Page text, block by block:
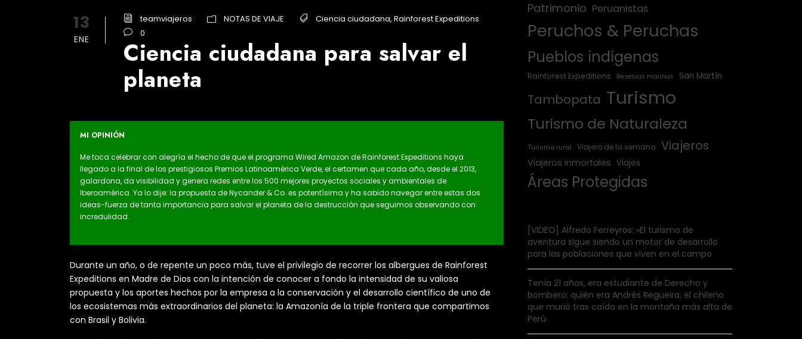
13
ENE
teamviajeros NOTAS DE VIAJE Ciencia ciudadana, Rainforest Expeditions
0
Ciencia ciudadana para salvar el
planeta
MI OPINIÓN
Me toca celebrar con alegría el hecho de que el programa Wired Amazon de Rainforest Expeditions haya
llegado a la final de los prestigiosos Premios Latinoamérica Verde, el certamen que cada año, desde el 2013,
galardona, da visibilidad y genera redes entre los 500 mejores proyectos sociales y ambientales de
Iberoamérica. Ya lo dije: la propuesta de Nycander & Co. es potentísima y ha sabido navegar entre estas dos
ideas-fuerza de tanta importancia para salvar el planeta de la destrucción que seguimos observando con
incredulidad.
Durante un año, o de repente un poco más, tuve el privilegio de recorrer los albergues de Rainforest
Expeditions en Madre de Dios con la intención de conocer a fondo la intensidad de su valiosa
propuesta y los aportes hechos por la empresa a la conservación y el desarrollo científico de uno de
los ecosistemas más extraordinarios del planeta: la Amazonía de la triple frontera que compartimos
con Brasil y Bolivia.
Patrimonio Peruanistas
Peruchos & Peruchas
Pueblos indígenas
Rainforest Expeditions Reservas marinas San Martín
Tambopata Turismo
Turismo de Naturaleza
Turismo rural Viajero de la semana Viajeros
Viajeros inmortales Viajes
Áreas Protegidas
[VIDEO] Alfredo Ferreyros: «El turismo de
aventura sigue siendo un motor de desarrollo
para las poblaciones que viven en el campo
Tenía 21 años, era estudiante de Derecho y
bombero: quién era Andrés Regueira, el chileno
que murió tras caída en la montaña más alta de
Perú